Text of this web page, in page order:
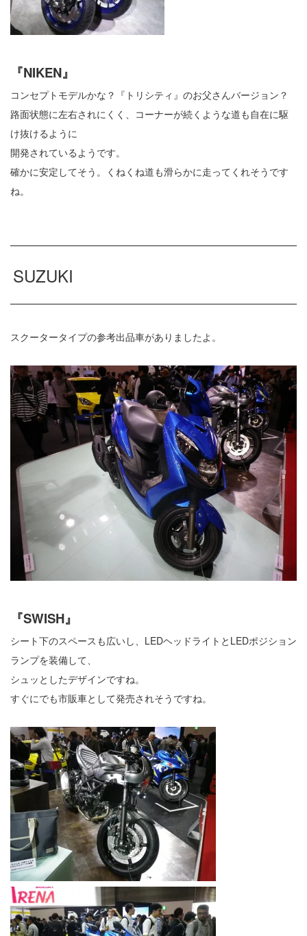
『NIKEN』
コンセプトモデルかな？『トリシティ』のお父さんバージョン？
路面状態に左右されにくく、コーナーが続くような道も自在に駆
け抜けるように
開発されているようです。
確かに安定してそう。くねくね道も滑らかに走ってくれそうです
ね。
SUZUKI
スクータータイプの参考出品車がありましたよ。
『SWISH』
シート下のスペースも広いし、LEDヘッドライトとLEDポジション
ランプを装備して、
シュッとしたデザインですね。
すぐにでも市販車として発売されそうですね。